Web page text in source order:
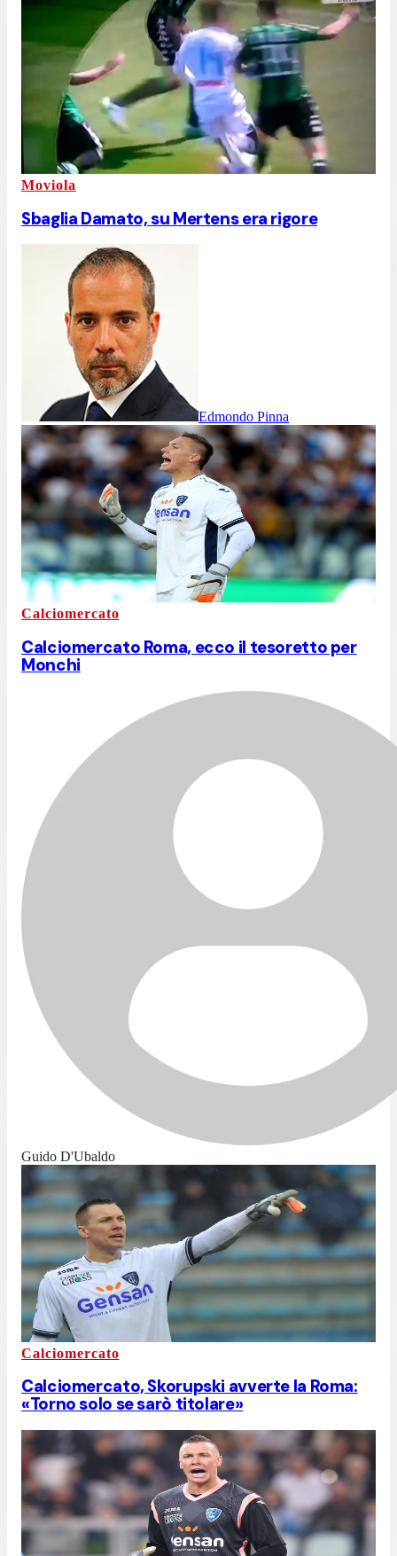
Moviola
Sbaglia Damato, su Mertens era rigore
Edmondo Pinna
Calciomercato
Calciomercato Roma, ecco il tesoretto per
Monchi
Guido D'Ubaldo
Calciomercato
Calciomercato, Skorupski avverte la Roma:
«Torno solo se sarò titolare»